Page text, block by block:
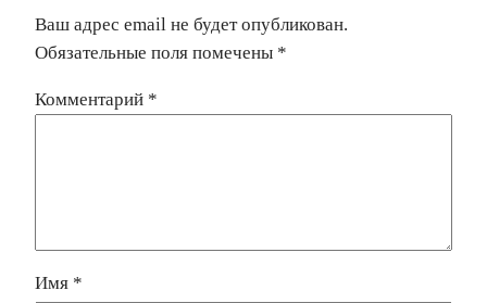
Ваш адрес email не будет опубликован.
Обязательные поля помечены *
Комментарий *
Имя *